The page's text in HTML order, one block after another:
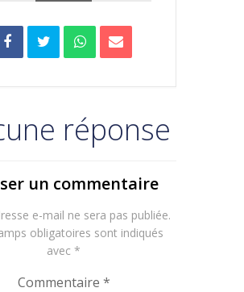
réponse
un commentaire
e-mail ne sera pas publiée.
obligatoires sont indiqués
avec *
Commentaire *